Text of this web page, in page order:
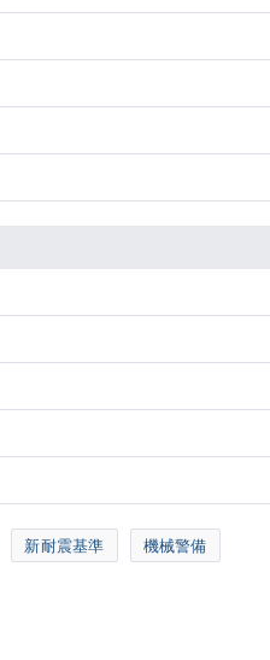
新耐震基準 機械警備